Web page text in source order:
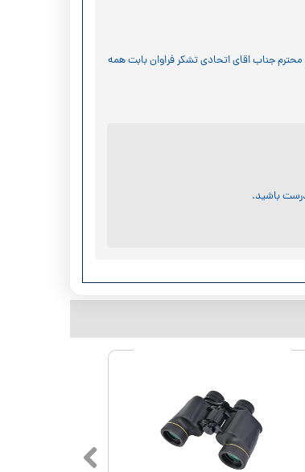
جناب اقای اتحادی تشکر فراوان بابت همه
باشید.